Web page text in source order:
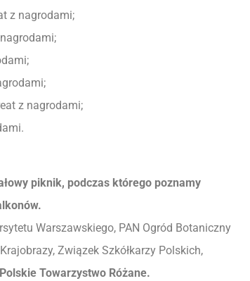
z nagrodami;
z nagrodami;
piknik, podczas którego poznamy
Warszawskiego, PAN Ogród Botaniczny
Związek Szkółkarzy Polskich,
Polskie Towarzystwo Różane.